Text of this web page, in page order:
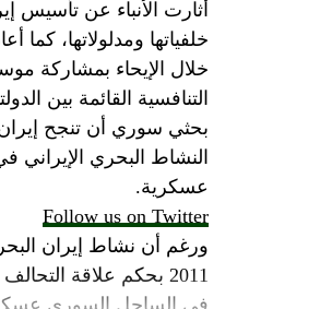
أثارت الأنباء عن
خلفياتها ومدلولاتها،
خلال الإيحاء بمشاركة
التنافسية القائمة بين
بحثي سوري أن تنجح
النشاط البحري الإيراني
عسكرية.
Follow us on Twitter
ورغم أن نشاط إيران
2011 بحكم علاقة